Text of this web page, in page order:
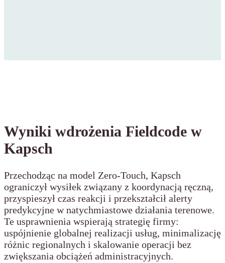
Wyniki wdrożenia Fieldcode w
Kapsch
Przechodząc na model Zero-Touch, Kapsch
ograniczył wysiłek związany z koordynacją ręczną,
przyspieszył czas reakcji i przekształcił alerty
predykcyjne w natychmiastowe działania terenowe.
Te usprawnienia wspierają strategię firmy:
uspójnienie globalnej realizacji usług, minimalizację
różnic regionalnych i skalowanie operacji bez
zwiększania obciążeń administracyjnych.